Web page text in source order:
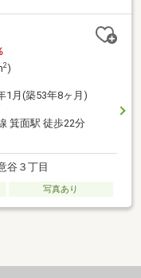
2)
1月(築53年8ヶ月)
箕面駅 徒歩22分
谷３丁目
写真あり